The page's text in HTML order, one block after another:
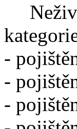
-
-
-